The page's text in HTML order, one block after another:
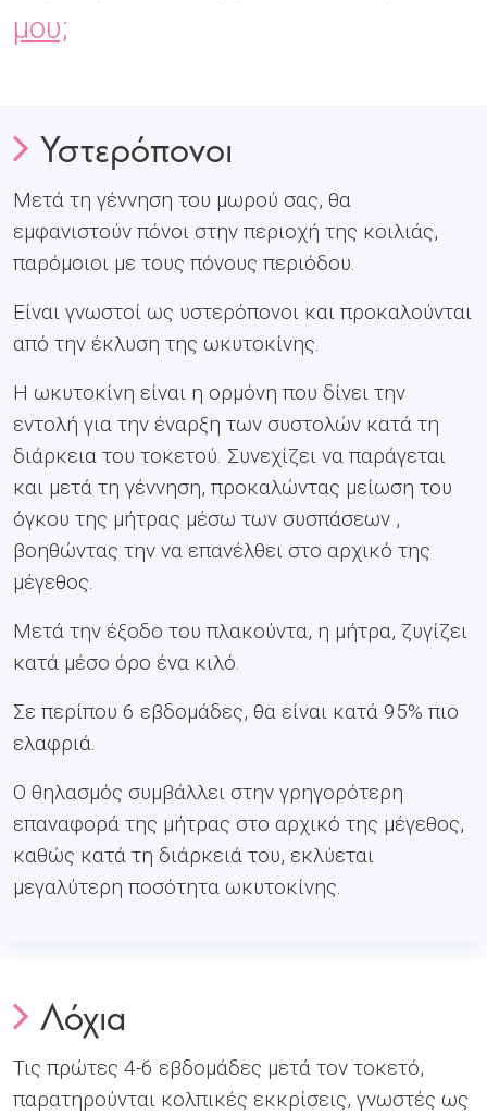
μου;
Υστερόπονοι
Μετά τη γέννηση του μωρού σας, θα
εμφανιστούν πόνοι στην περιοχή της κοιλιάς,
παρόμοιοι με τους πόνους περιόδου.
Είναι γνωστοί ως υστερόπονοι και προκαλούνται
από την έκλυση της ωκυτοκίνης.
Η ωκυτοκίνη είναι η ορμόνη που δίνει την
εντολή για την έναρξη των συστολών κατά τη
διάρκεια του τοκετού. Συνεχίζει να παράγεται
και μετά τη γέννηση, προκαλώντας μείωση του
όγκου της μήτρας μέσω των συσπάσεων ,
βοηθώντας την να επανέλθει στο αρχικό της
μέγεθος.
Μετά την έξοδο του πλακούντα, η μήτρα, ζυγίζει
κατά μέσο όρο ένα κιλό.
Σε περίπου 6 εβδομάδες, θα είναι κατά 95% πιο
ελαφριά.
Ο θηλασμός συμβάλλει στην γρηγορότερη
επαναφορά της μήτρας στο αρχικό της μέγεθος,
καθώς κατά τη διάρκειά του, εκλύεται
μεγαλύτερη ποσότητα ωκυτοκίνης.
Λόχια
Τις πρώτες 4-6 εβδομάδες μετά τον τοκετό,
παρατηρούνται κολπικές εκκρίσεις, γνωστές ως